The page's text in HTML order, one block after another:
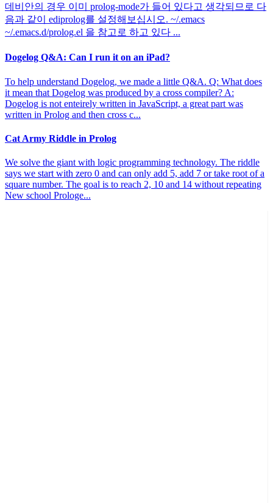
데비안의 경우 이미 prolog-mode가 들어 있다고 생각되므로 다
음과 같이 ediprolog를 설정해보십시오. ~/.emacs
~/.emacs.d/prolog.el 을 참고로 하고 있다 ...
Dogelog Q&A: Can I run it on an iPad?
To help understand Dogelog, we made a little Q&A. Q: What does
it mean that Dogelog was produced by a cross compiler? A:
Dogelog is not enteirely written in JavaScript, a great part was
written in Prolog and then cross c...
Cat Army Riddle in Prolog
We solve the giant with logic programming technology. The riddle
says we start with zero 0 and can only add 5, add 7 or take root of a
square number. The goal is to reach 2, 10 and 14 without repeating
New school Prologe...